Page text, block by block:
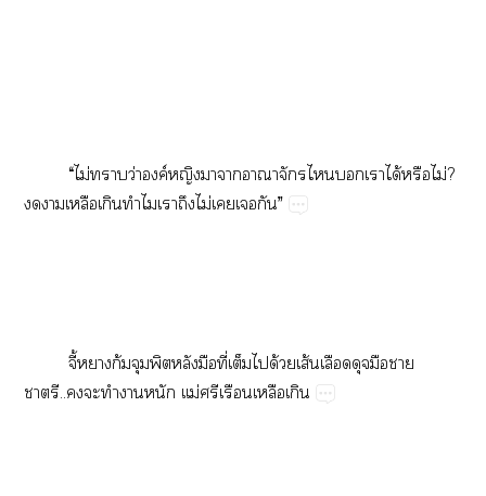
“​ไม่​​ว่​ค์​​​​​​​​​ได้​​ไม่?​
​​​​​​​ไม่​​​”
ี้​ก้​​​​ี่​​​ด้​ส้​​​​​
..​​​​​ม่​​​